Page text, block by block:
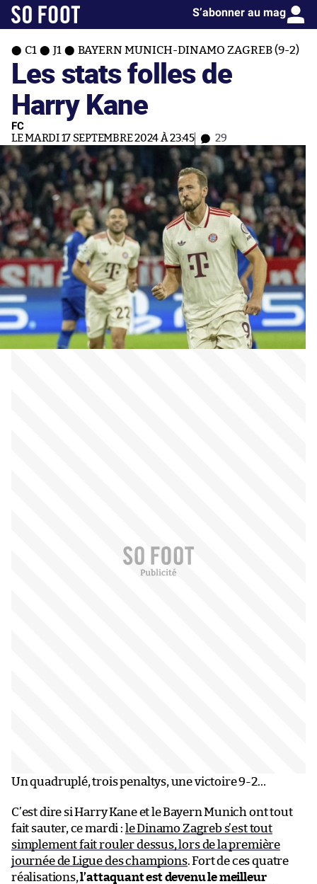
S’abonner au mag
C1 J1 BAYERN MUNICH-DINAMO ZAGREB (9-2)
Les stats folles de
Harry Kane
FC
LE MARDI 17 SEPTEMBRE 2024 À 23:45 29
Un quadruplé, trois penaltys, une victoire 9-2…
C’est dire si Harry Kane et le Bayern Munich ont tout
fait sauter, ce mardi : le Dinamo Zagreb s’est tout
simplement fait rouler dessus, lors de la première
journée de Ligue des champions. Fort de ces quatre
réalisations,l’attaquant est devenu le meilleur